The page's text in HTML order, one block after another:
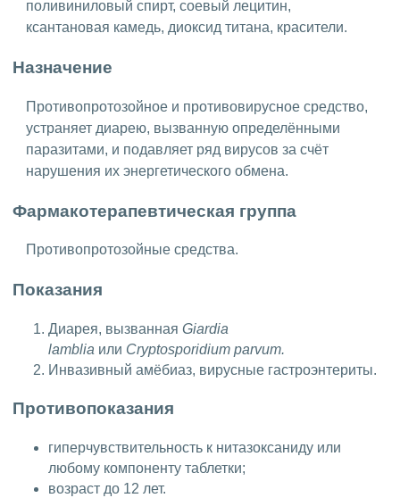
поливиниловый спирт, соевый лецитин,
ксантановая камедь, диоксид титана, красители.
Назначение
Противопротозойное и противовирусное средство,
устраняет диарею, вызванную определёнными
паразитами, и подавляет ряд вирусов за счёт
нарушения их энергетического обмена.
Фармакотерапевтическая группа
Противопротозойные средства.
Показания
Диарея, вызванная Giardia
lamblia или Cryptosporidium parvum.
Инвазивный амёбиаз, вирусные гастроэнтериты.
Противопоказания
гиперчувствительность к нитазоксаниду или
любому компоненту таблетки;
возраст до 12 лет.